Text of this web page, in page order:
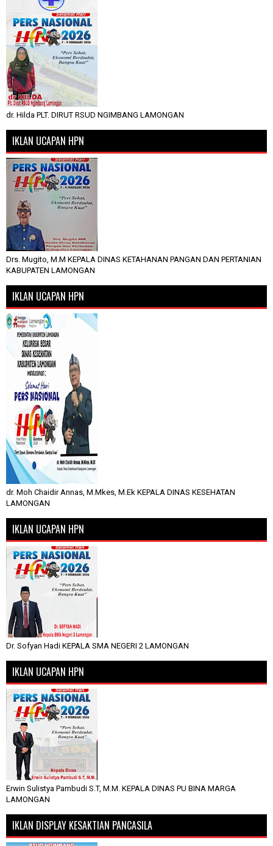
dr. Hilda PLT. DIRUT RSUD NGIMBANG LAMONGAN
IKLAN UCAPAN HPN
Drs. Mugito, M.M KEPALA DINAS KETAHANAN PANGAN DAN PERTANIAN
KABUPATEN LAMONGAN
IKLAN UCAPAN HPN
dr. Moh Chaidir Annas, M.Mkes, M.Ek KEPALA DINAS KESEHATAN
LAMONGAN
IKLAN UCAPAN HPN
Dr. Sofyan Hadi KEPALA SMA NEGERI 2 LAMONGAN
IKLAN UCAPAN HPN
Erwin Sulistya Pambudi S.T, M.M. KEPALA DINAS PU BINA MARGA
LAMONGAN
IKLAN DISPLAY KESAKTIAN PANCASILA